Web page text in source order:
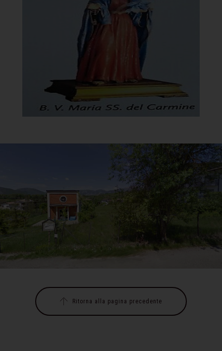
Carmine
Santino
Clicca per ingrandire
Ritorna alla pagina precedente